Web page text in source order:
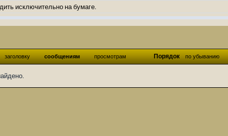
исключительно на бумаге.
и Ангелы из Ада были и будут только на бумаге.
Ангелов из Ада, а в электронном варианте нету вариантов?
какие, подскажите пожалуйста?)
аболетов на бусти:
заголовку сообщениям просмотрам Порядок по убыванию